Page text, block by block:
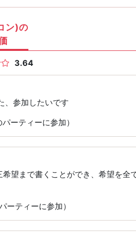
ン)の
3.64
、参加したいです
ーティーに参加）
望まで書くことができ、希望を全
ティーに参加）